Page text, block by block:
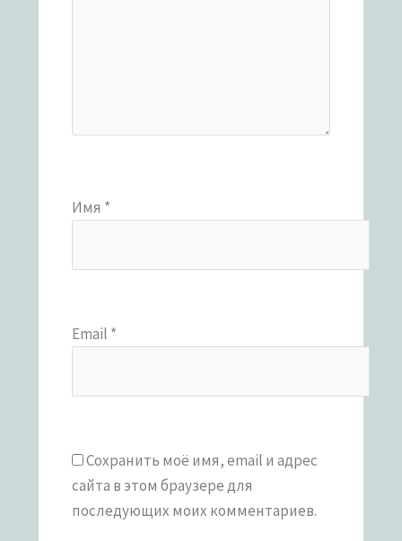
Имя *
Email *
Сохранить моё имя, email и адрес
сайта в этом браузере для
последующих моих комментариев.